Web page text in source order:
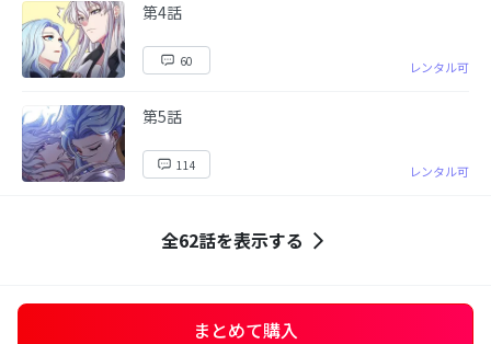
第4話
60 レンタル可
第5話
114 レンタル可
全62話を表示する
まとめて購入